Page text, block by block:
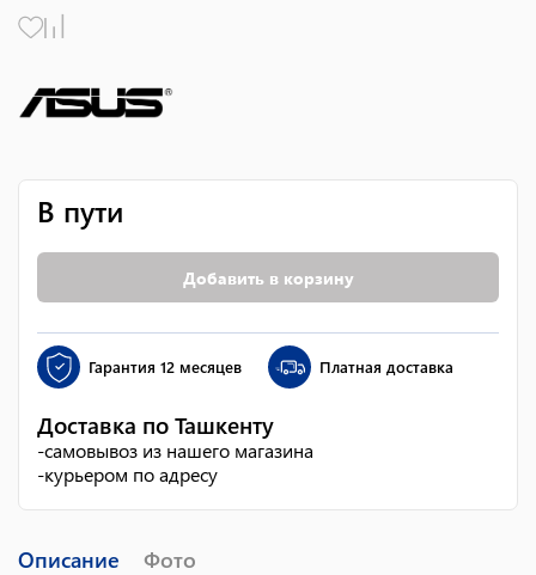
В пути
Добавить в корзину
Гарантия 12 месяцев Платная доставка
Доставка по Ташкенту
-самовывоз из нашего магазина
-курьером по адресу
Описание Фото